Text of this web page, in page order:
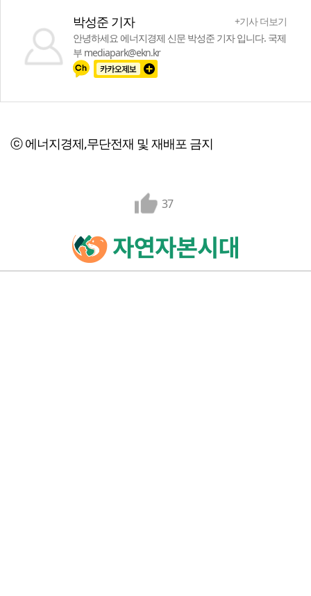
박성준 기자
+기사 더보기
안녕하세요 에너지경제 신문 박성준 기자 입니다. 국제
부 mediapark@ekn.kr
ⓒ 에너지경제,무단전재 및 재배포 금지
37